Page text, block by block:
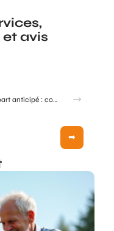
avis
Comment mettre à jour mes données retraite via mon compte Agirc Arrco par France Connect ?